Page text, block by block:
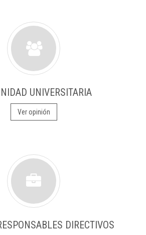
UNIVERSITARIA
Ver opinión
DIRECTIVOS